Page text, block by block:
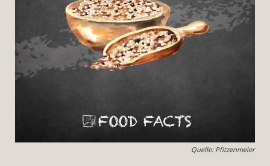
Quelle: Pfitzenmeier